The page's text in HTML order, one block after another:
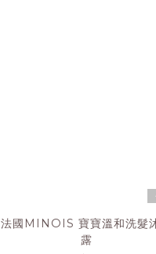
法國MINOIS 寶寶溫和洗髮
露